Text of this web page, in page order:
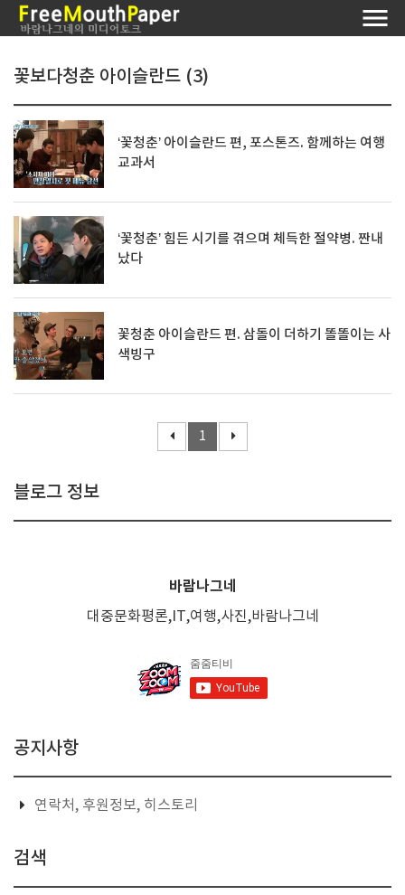
꽃보다청춘 아이슬란드 (3)
‘꽃청춘’ 아이슬란드 편, 포스톤즈. 함께하는 여행
교과서
‘꽃청춘’ 힘든 시기를 겪으며 체득한 절약병. 짠내
났다
꽃청춘 아이슬란드 편. 삼돌이 더하기 똘똘이는 사
색빙구
1
블로그 정보
바람나그네
대중문화평론,IT,여행,사진,바람나그네
공지사항
연락처, 후원정보, 히스토리
검색